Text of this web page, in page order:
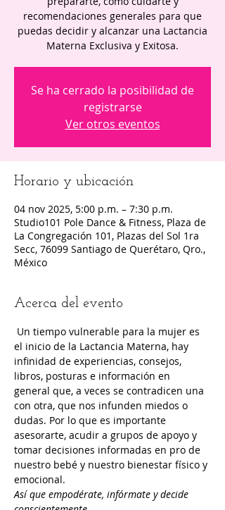
recomendaciones generales para que
puedas decidir y alcanzar una Lactancia
Materna Exclusiva y Exitosa.
Se ha cerrado la posibilidad de
registrarse
Ver otros eventos
Horario y ubicación
04 nov 2025, 5:00 p.m. – 7:30 p.m.
Studio101 Pole Dance & Fitness, Plaza de
La Congregación 101, Plazas del Sol 1ra
Secc, 76099 Santiago de Querétaro, Qro.,
México
Acerca del evento
el inicio de la Lactancia Materna, hay
infinidad de experiencias, consejos,
libros, posturas e información en
general que, a veces se contradicen una
con otra, que nos infunden miedos o
dudas. Por lo que es importante
asesorarte, acudir a grupos de apoyo y
tomar decisiones informadas en pro de
nuestro bebé y nuestro bienestar físico y
Así que empodérate, infórmate y decide